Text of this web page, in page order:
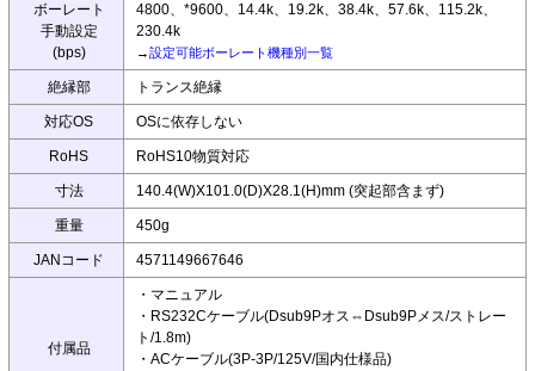
ボーレート
手動設定
(bps)
4800、*9600、14.4k、19.2k、38.4k、57.6k、115.2k、
230.4k
→設定可能ボーレート機種別一覧
絶縁部 トランス絶縁
対応OS OSに依存しない
RoHS RoHS10物質対応
寸法 140.4(W)X101.0(D)X28.1(H)mm (突起部含まず)
重量 450g
JANコード 4571149667646
付属品
・マニュアル
・RS232Cケーブル(Dsub9Pオス⇔Dsub9Pメス/ストレー
ト/1.8m)
・ACケーブル(3P-3P/125V/国内仕様品)